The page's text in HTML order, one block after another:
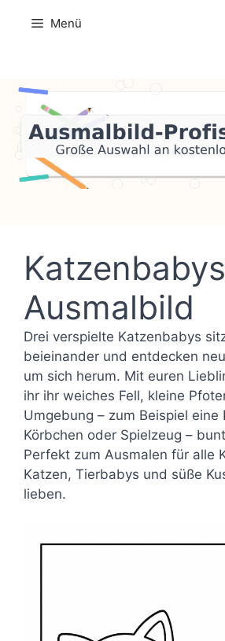
Inhalt
Menü
Katzenbabys
Ausmalbild
Drei verspielte Katzenbabys
beieinander und entdecken
um sich herum. Mit euren
ihr ihr weiches Fell, kleine
Umgebung – zum Beispiel eine
Körbchen oder Spielzeug –
Perfekt zum Ausmalen für alle
Katzen, Tierbabys und süße
lieben.